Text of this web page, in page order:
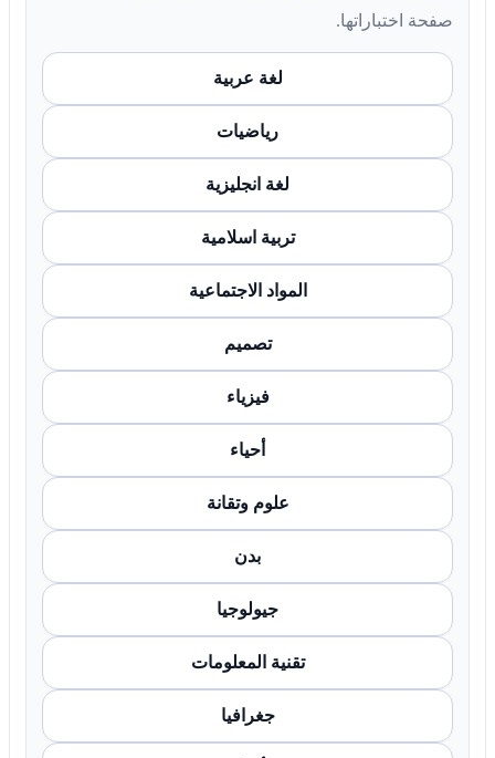
صفحة اختباراتها.
لغة عربية
رياضيات
لغة انجليزية
تربية اسلامية
المواد الاجتماعية
تصميم
فيزياء
أحياء
علوم وتقانة
بدن
جيولوجيا
تقنية المعلومات
جغرافيا